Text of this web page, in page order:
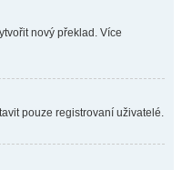
nový překlad. Více
pouze registrovaní uživatelé.